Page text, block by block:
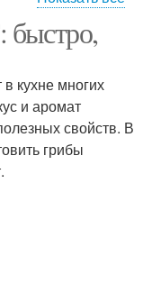
Салат на зиму
из соленого
кухне многих
и аромат
свойств. В
грибы